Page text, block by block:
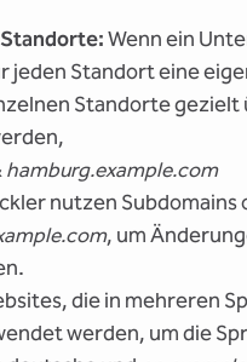
Wenn ein
jeden Standort eine
Standorte
hamburg.example.com
nutzen
, um
die in mehreren
werden, um die